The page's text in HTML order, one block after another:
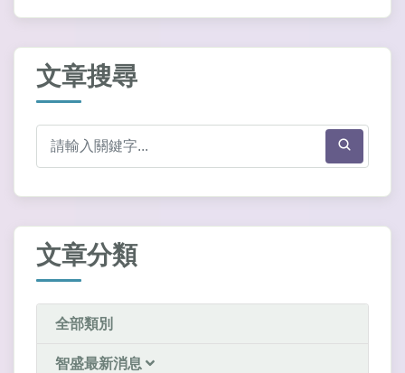
文章搜尋
文章分類
全部類別
智盛最新消息